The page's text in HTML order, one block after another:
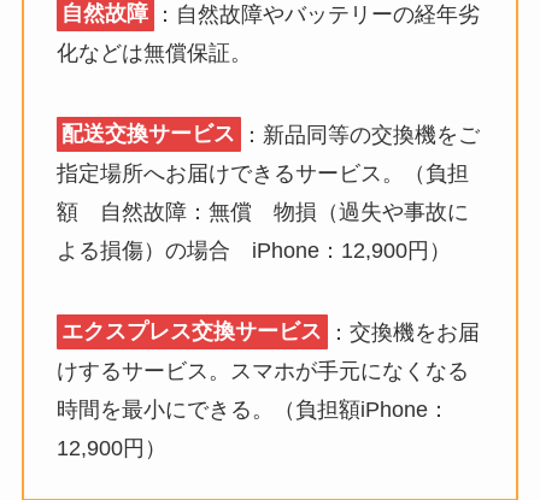
自然故障
：自然故障やバッテリーの経年劣
化などは無償保証。
配送交換サービス
：新品同等の交換機をご
指定場所へお届けできるサービス。（負担
額 自然故障：無償 物損（過失や事故に
よる損傷）の場合 iPhone：12,900円）
エクスプレス交換サービス
：交換機をお届
けするサービス。スマホが手元になくなる
時間を最小にできる。（負担額iPhone：
12,900円）